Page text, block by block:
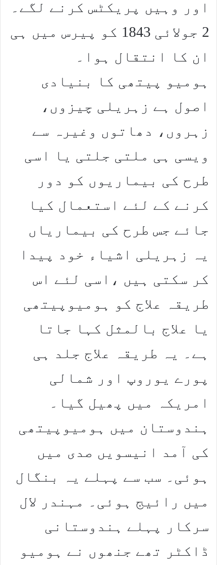
اور وہیں پریکٹس کرنے لگے۔
2 جولائی 1843 کو پیرس میں ہی
ان کا انتقال ہوا۔
ہومیو پیتھی کا بنیادی
اصول ہے زہریلی چیزوں،
زہروں، دھاتوں وغیرہ سے
ویسی ہی ملتی جلتی یا اسی
طرح کی بیماریوں کو دور
کرنے کے لئے استعمال کیا
جائے جس طرح کی بیماریاں
یہ زہریلی اشیاء خود پیدا
کر سکتی ہیں ،اسی لئے اس
طریقہ علاج کو ہومیوپیتھی
یا علاج بالمثل کہا جاتا
ہے۔ یہ طریقہ علاج جلد ہی
پورے یوروپ اور شمالی
امریکہ میں پھیل گیا۔
ہندوستان میں ہومیوپیتھی
کی آمد انیسویں صدی میں
ہوئی۔ سب سے پہلے یہ بنگال
میں رائیج ہوئی۔ مہندر لال
سرکار پہلے ہندوستانی
ڈاکٹر تھے جنھوں نے ہومیو